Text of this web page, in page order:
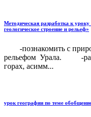
Методическая разработка к
геологическое строение и рельеф»
-познакомить с
рельефом Урала. -
горах, асимм...
урок географии по теме